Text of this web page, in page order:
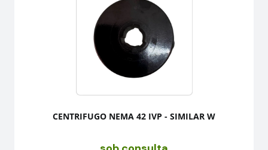
CENTRIFUGO NEMA 42 IVP - SIMILAR W